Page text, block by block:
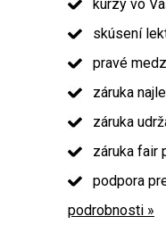
kurzy vo
skúsení
pravé
záruka
záruka
záruka fair
podpora
podrobnosti »